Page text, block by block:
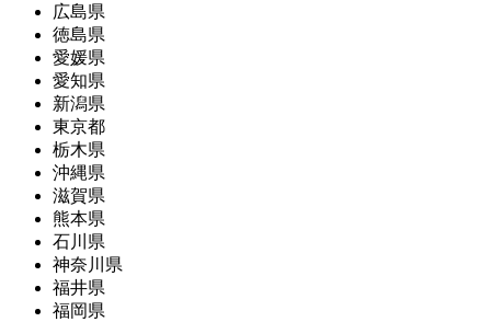
広島県
徳島県
愛媛県
愛知県
新潟県
東京都
栃木県
沖縄県
滋賀県
熊本県
石川県
神奈川県
福井県
福岡県